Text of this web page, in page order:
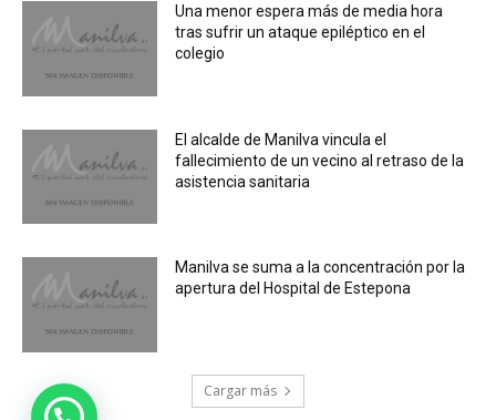
Una menor espera más de media hora
tras sufrir un ataque epiléptico en el
colegio
El alcalde de Manilva vincula el
fallecimiento de un vecino al retraso de la
asistencia sanitaria
Manilva se suma a la concentración por la
apertura del Hospital de Estepona
Cargar más